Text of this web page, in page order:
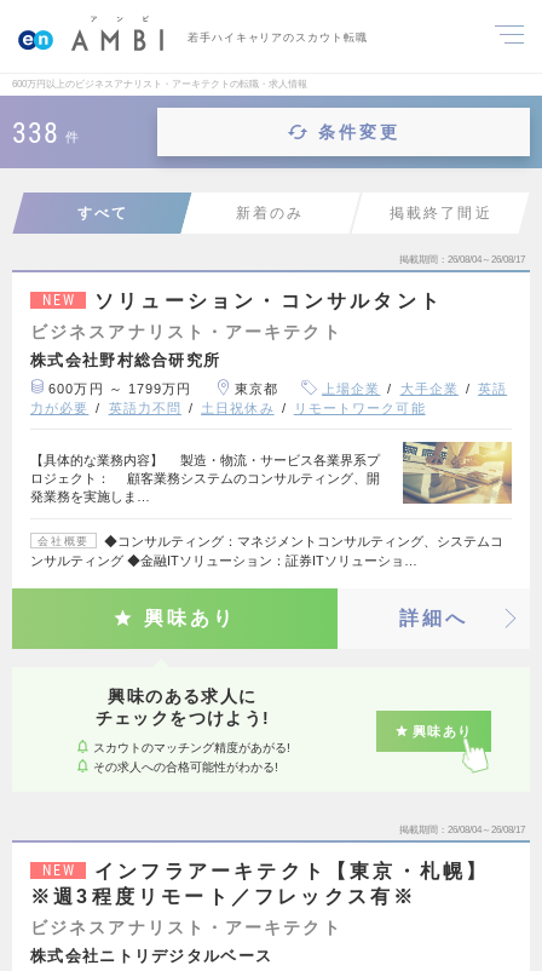
若手ハイキャリアのスカウト転職
600万円以上のビジネスアナリスト・アーキテクトの転職・求人情報
338 件 条件変更
すべて 新着のみ 掲載終了間近
掲載期間 26/08/04～26/08/17
NEW ソリューション・コンサルタント
ビジネスアナリスト・アーキテクト
株式会社野村総合研究所
600万円 ～ 1799万円 東京都 上場企業 大手企業
英語
力が必要
英語力不問 土日祝休み リモートワーク可能
【具体的な業務内容】 製造・物流・サービス各業界系プ
ロジェクト： 顧客業務システムのコンサルティング、開
発業務を実施しま…
会社概要
◆コンサルティング：マネジメントコンサルティング、システムコ
ンサルティング ◆金融ITソリューション：証券ITソリューショ…
興味あり 詳細へ
興味のある求人に
チェックをつけよう!
スカウトのマッチング精度があがる!
その求人への合格可能性がわかる!
興味あり
掲載期間 26/08/04～26/08/17
NEW
インフラアーキテクト【東京・札幌】
※週3程度リモート／フレックス有※
ビジネスアナリスト・アーキテクト
株式会社ニトリデジタルベース